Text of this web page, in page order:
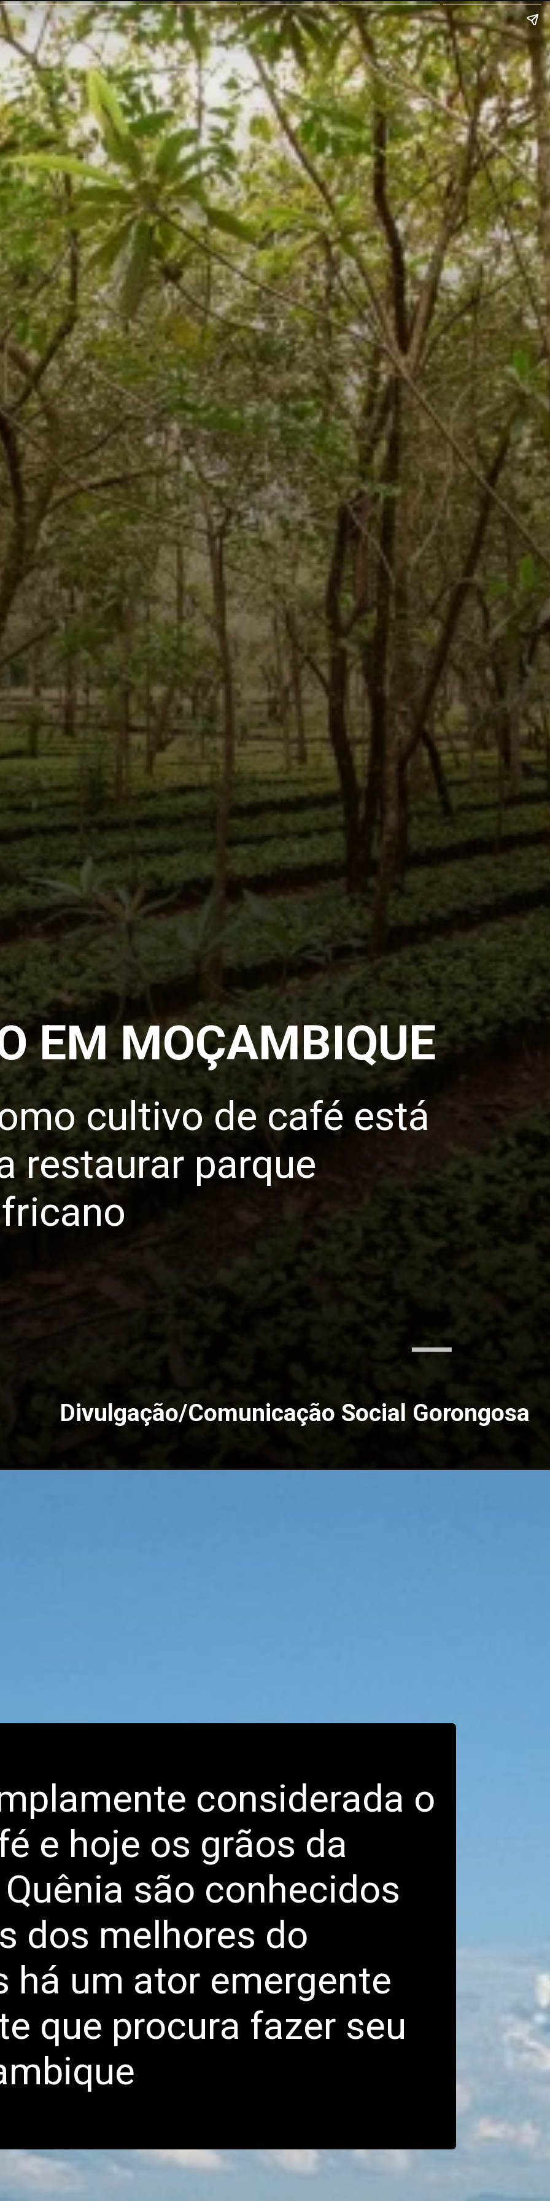
EM MOÇAMBIQUE
cultivo de café está
restaurar parque
Divulgação/Comunicação Social Gorongosa
considerada o
e hoje os grãos da
são conhecidos
dos melhores do
há um ator emergente
que procura fazer seu